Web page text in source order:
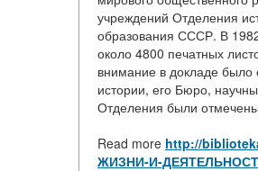
учреждений Отделения
образования СССР. В
около 4800 печатных
внимание в докладе было
истории, его Бюро,
Отделения были
Read more http://
ЖИЗНИ-И-